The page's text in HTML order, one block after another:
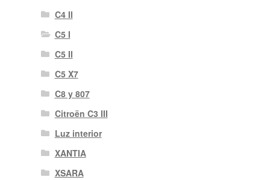
C4 II
C5 I
C5 II
C5 X7
C8 y 807
Citroën C3 III
Luz interior
XANTIA
XSARA